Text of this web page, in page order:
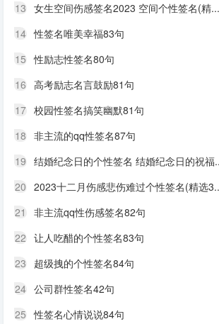
13 女生空间伤感签名2023 空间个性签名(精...
14 性签名唯美幸福83句
15 性励志性签名80句
16 高考励志名言鼓励81句
17 校园性签名搞笑幽默81句
18 非主流的qq性签名87句
19 结婚纪念日的个性签名 结婚纪念日的祝福
20 2023十二月伤感悲伤难过个性签名(精选
21
非主流qq性伤感签名82句
22 让人吃醋的个性签名83句
23
超级拽的个性签名84句
24 公司群性签名42句
25 性签名心情说说84句